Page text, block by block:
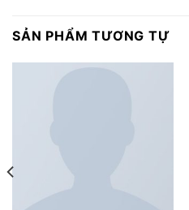
SẢN PHẨM TƯƠNG TỰ